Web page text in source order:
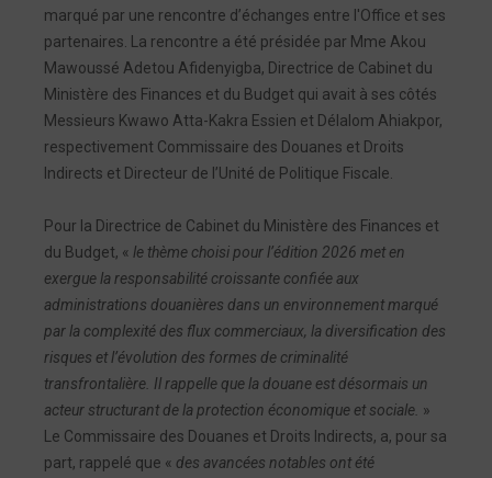
marqué par une rencontre d’échanges entre l'Office et ses
partenaires. La rencontre a été présidée par Mme Akou
Mawoussé Adetou Afidenyigba, Directrice de Cabinet du
Ministère des Finances et du Budget qui avait à ses côtés
Messieurs Kwawo Atta-Kakra Essien et Délalom Ahiakpor,
respectivement Commissaire des Douanes et Droits
Indirects et Directeur de l’Unité de Politique Fiscale.
Pour la Directrice de Cabinet du Ministère des Finances et
du Budget, « le thème choisi pour l’édition 2026 met en
exergue la responsabilité croissante confiée aux
administrations douanières dans un environnement marqué
par la complexité des flux commerciaux, la diversification des
risques et l’évolution des formes de criminalité
transfrontalière. Il rappelle que la douane est désormais un
acteur structurant de la protection économique et sociale. »
Le Commissaire des Douanes et Droits Indirects, a, pour sa
part, rappelé que « des avancées notables ont été